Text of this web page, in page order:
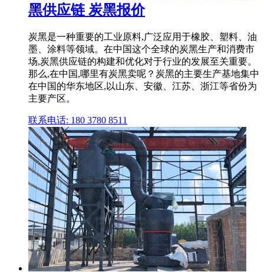
黑供应链 炭黑报价
炭黑是一种重要的工业原料,广泛应用于橡胶、塑料、油
墨、涂料等领域。在中国这个全球的炭黑生产和消费市
场,炭黑供应链的构建和优化对于行业的发展至关重要。
那么,在中国,哪里有炭黑卖呢？炭黑的主要生产基地集中
在中国的华东地区,以山东、安徽、江苏、浙江等省份为
主要产区。
联系电话: 180 3780 8511